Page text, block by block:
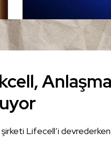
şirketi Lifecell’i